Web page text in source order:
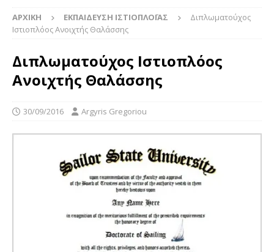
ΑΡΧΙΚΉ ΕΚΠΑΊΔΕΥΣΗ ΙΣΤΙΟΠΛΟΪ́ΑΣ
Διπλωματούχος
Ιστιοπλόος Ανοιχτής Θαλάσσης
Διπλωματούχος Ιστιοπλόος
Ανοιχτής Θαλάσσης
30/09/2016 Argyris Gregoriou